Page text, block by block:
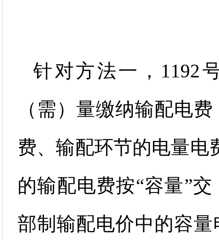
针对方法一， 1192
（需）量缴纳输配电
费、输配环节的电量电
的输配电费按“容量”交
部制输配电价中的容